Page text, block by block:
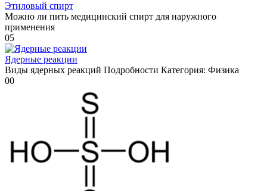
Этиловый спирт
Можно ли пить медицинский спирт для наружного
применения
05
Ядерные реакции
Виды ядерных реакций Подробности Категория: Физика
00